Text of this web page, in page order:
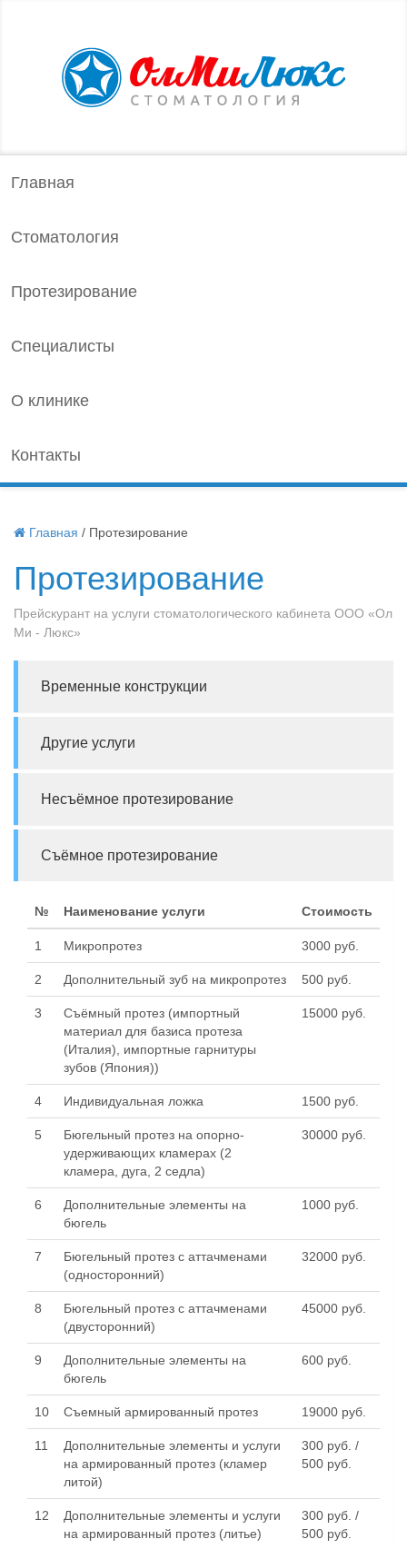
Главная
Стоматология
Протезирование
Специалисты
О клинике
Контакты
Главная / Протезирование
Протезирование
Прейскурант на услуги стоматологического кабинета ООО «Ол
Ми - Люкс»
Временные конструкции
Другие услуги
Несъёмное протезирование
Съёмное протезирование
№ Наименование услуги Стоимость
1 Микропротез 3000 руб.
2 Дополнительный зуб на микропротез 500 руб.
3
Съёмный протез (импортный
материал для базиса протеза
(Италия), импортные гарнитуры
зубов (Япония))
15000 руб.
4 Индивидуальная ложка 1500 руб.
5
Бюгельный протез на опорно-
удерживающих кламерах (2
кламера, дуга, 2 седла)
30000 руб.
6
Дополнительные элементы на
бюгель
1000 руб.
7
Бюгельный протез с аттачменами
(односторонний)
32000 руб.
8
Бюгельный протез с аттачменами
(двусторонний)
45000 руб.
9
Дополнительные элементы на
бюгель
600 руб.
10 Съемный армированный протез 19000 руб.
11
Дополнительные элементы и услуги
на армированный протез (кламер
литой)
300 руб. /
500 руб.
12
Дополнительные элементы и услуги
на армированный протез (литье)
300 руб. /
500 руб.